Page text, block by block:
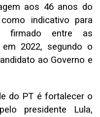
aos 46 anos do
indicativo para
firmado entre as
2022, segundo o
ao Governo e
do PT é fortalecer o
presidente Lula,